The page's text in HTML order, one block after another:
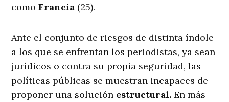
comoFrancia (25).
Ante el conjunto de riesgos de distinta índole
a los que se enfrentan los periodistas, ya sean
jurídicos o contra su propia seguridad, las
políticas públicas se muestran incapaces de
proponer una solución estructural.En más